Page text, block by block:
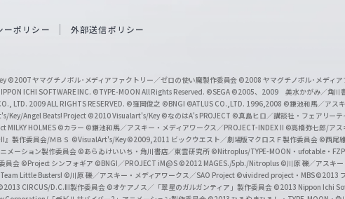
b
e
O
f
f
i
ーポリシー 外部送信ポリシー
©2007 ヤマグチノボル･メディアファクトリー／ゼロの使い魔製作委員会 ©2008 ヤマグチノボル･メディ
ICHI SOFTWARE INC. ©TYPE-MOON All Rights Reserved. ©SEGA ©2005、2009 美水かがみ／角川
LTD. 2009 ALL RIGHTS RESERVED. ©窪岡俊之 ©BNGI ©ATLUS CO.,LTD. 1996,2008 ©鎌池和馬／アス
Key/Angel Beats! Project ©2010 Visualart's/Key ©なのはA's PROJECT ©真島ヒロ／講談社・フェアリー
MILKY HOLMES ©カラー ©鎌池和馬／アスキー・メディアワークス／PROJECT-INDEX II ©高橋弥七郎/アス
』製作委員会/ＭＢＳ ©VisualArt's/Key©2009,2011 ビックウエスト／劇場版マクロスＦ製作委員会 ©西尾
メーション製作委員会 ©あらゐけいいち・角川書店／東雲研究所 ©Nitroplus/TYPE-MOON・ufotable・
員会 ©Project シンフォギア ©BNGI／PROJECT iM@S ©2012 MAGES./5pb./Nitroplus ©川原 礫／アスキ
Little Busters! ©川原 礫／アスキー・メディアワークス／SAO Project ©vividred project・MBS ©2013
CIRCUS/D.C.III製作委員会 ©オケアノス／「翠星のガルガンティア」製作委員会 ©2013 Nippon Ichi